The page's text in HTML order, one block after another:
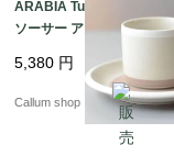
ARABIA Tupa カップ&
ソーサー アラビア トゥ
北欧食器 陶器 アンティ
ーク ヴィンテージ_it44
5,380 円
Callum shop